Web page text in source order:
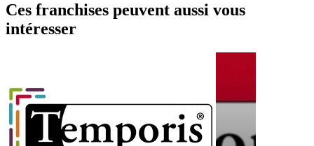
Ces franchises peuvent aussi vous
intéresser